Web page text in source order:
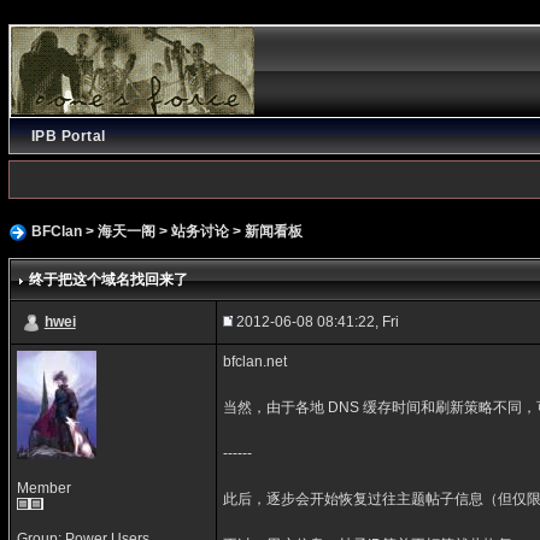
IPB Portal
BFClan> 海天一阁 > 站务讨论> 新闻看板
终于把这个域名找回来了
hwei 2012-06-08 08:41:22, Fri
Member
bfclan.net
当然，由于各地 DNS 缓存时间和刷新策略不同
------
此后，逐步会开始恢复过往主题帖子信息（但仅